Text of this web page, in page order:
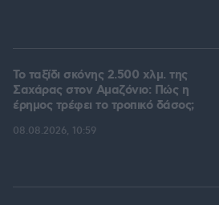
Το ταξίδι σκόνης 2.500 χλμ. της
Σαχάρας στον Αμαζόνιο: Πώς η
έρημος τρέφει το τροπικό δάσος;
08.08.2026, 10:59